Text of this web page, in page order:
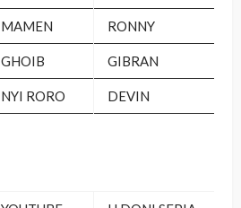
MAMEN RONNY
GHOIB GIBRAN
NYI RORO DEVIN